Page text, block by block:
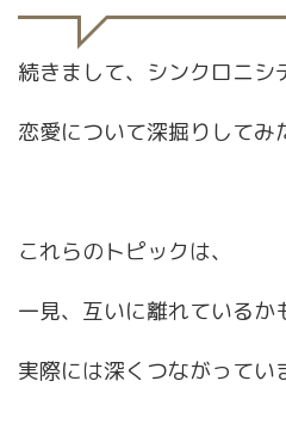
続きまして、シンクロニシ
恋愛について深掘りしてみ
これらのトピックは、
一見、互いに離れているか
実際には深くつながってい